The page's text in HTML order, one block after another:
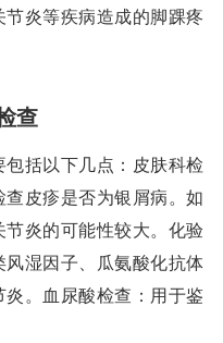
炎等疾病造成的脚踝疼
查
括以下几点：皮肤科检
皮疹是否为银屑病。如
炎的可能性较大。化验
湿因子、瓜氨酸化抗体
。血尿酸检查：用于鉴